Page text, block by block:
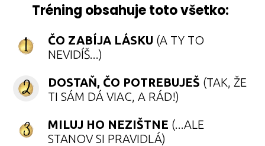
Tréning obsahuje toto všetko:
ČO ZABÍJA LÁSKU (A TY TO
NEVIDÍŠ...)
DOSTAŇ, ČO POTREBUJEŠ (TAK, ŽE
TI SÁM DÁ VIAC, A RÁD!)
MILUJ HO NEZIŠTNE (...ALE
STANOV SI PRAVIDLÁ)